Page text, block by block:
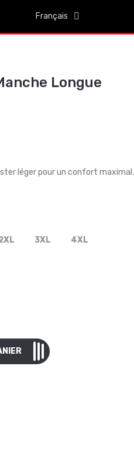
Français
Longue
léger pour un confort maximal.
3XL 4XL